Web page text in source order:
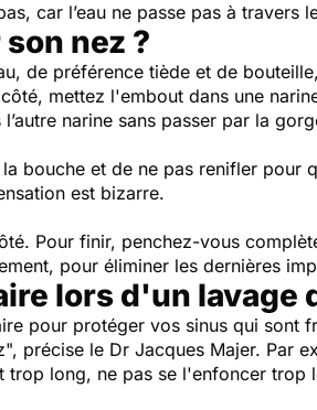
car l’eau ne passe pas à travers
nez ?
de préférence tiède et de
mettez l'embout dans une
narine sans passer par la
bouche et de ne pas renifler
est bizarre.
Pour finir, penchez-vous
pour éliminer les dernières
lors d'un lavage
pour protéger vos sinus qui sont
précise le Dr Jacques Majer. Par
trop long, ne pas se l'enfoncer trop